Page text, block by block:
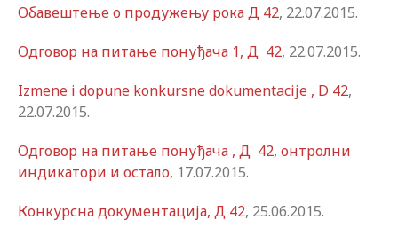
Обавештење о продужењу рока Д 42, 22.07.2015.
Одговор на питање понуђача 1, Д 42, 22.07.2015.
Izmene i dopune konkursne dokumentacije , D 42,
22.07.2015.
Одговор на питање понуђача , Д 42, онтролни
индикатори и остало, 17.07.2015.
Конкурсна документација, Д 42, 25.06.2015.